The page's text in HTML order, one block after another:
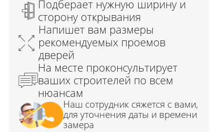
Подберает нужную ширину и
сторону открывания
Напишет вам размеры
рекомендуемых проемов
дверей
На месте проконсультирует
ваших строителей по всем
нюансам
Наш сотрудник сяжется с вами,
для уточнения даты и времени
замера